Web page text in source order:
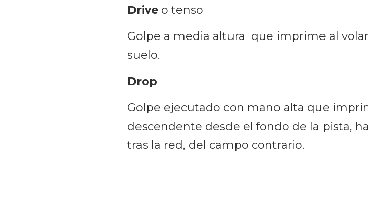
Drive o tenso
Golpe a media altura que imprime al
suelo.
Drop
Golpe ejecutado con mano alta que
descendente desde el fondo de la pista,
tras la red, del campo contrario.